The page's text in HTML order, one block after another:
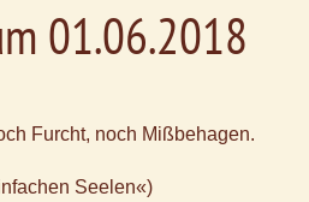
01.06.2018
Furcht, noch Mißbehagen.
Seelen«)